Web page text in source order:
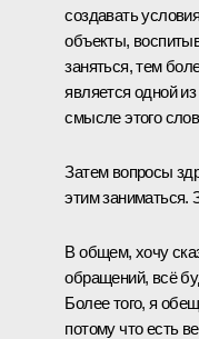
создавать
объекты,
заняться, тем
является одной
смысле этого
Затем вопросы
этим заниматься.
В общем, хочу
обращений, всё
Более того, я
потому что есть